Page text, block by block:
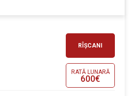
RÎȘCANI
RATĂ LUNARĂ
600€